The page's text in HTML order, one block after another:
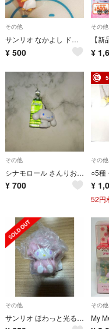
その他
サンリオ なかよし ドロップチャーム リトルツインスターズ キキララ
¥ 500
その他
¥
その他
シナモロール さんりお駄菓子本舗シリーズ ガラス瓶(ラムネ) サンリオ
¥ 700
その他
¥
52円
その他
サンリオ ほわっと光るマスコットライト マイスウィートピアノ B
その他